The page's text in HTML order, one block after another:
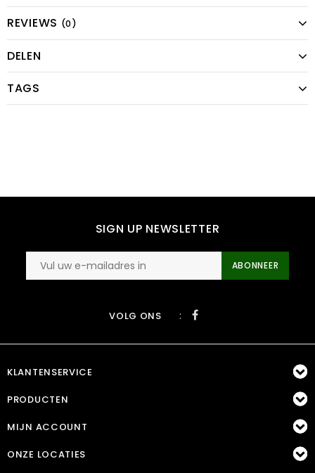
REVIEWS (0)
DELEN
TAGS
SIGN UP NEWSLETTER
ABONNEER
VOLG ONS :
KLANTENSERVICE
PRODUCTEN
MIJN ACCOUNT
ONZE LOCATIES